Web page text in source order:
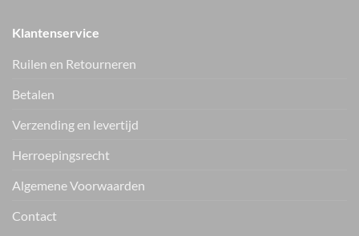
Klantenservice
Ruilen en Retourneren
Betalen
Verzending en levertijd
Herroepingsrecht
Algemene Voorwaarden
Contact
Nieuwe items als eerste zien — geen spam, gewoon af en toe een